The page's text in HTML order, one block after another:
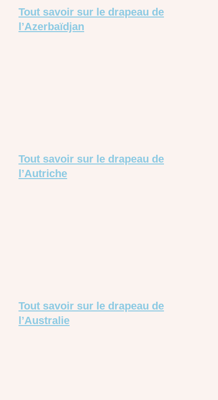
Tout savoir sur le drapeau de
l’Azerbaïdjan
Tout savoir sur le drapeau de
l’Autriche
Tout savoir sur le drapeau de
l’Australie